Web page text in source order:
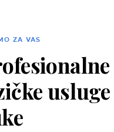
ZA VAS